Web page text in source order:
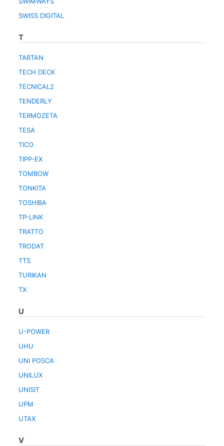
SWISS DIGITAL
T
TARTAN
TECH DECK
TECNICAL2
TENDERLY
TERMOZETA
TESA
TICO
TIPP-EX
TOMBOW
TONKITA
TOSHIBA
TP-LINK
TRATTO
TRODAT
TTS
TURIKAN
TX
U
U-POWER
UHU
UNI POSCA
UNILUX
UNISIT
UPM
UTAX
V